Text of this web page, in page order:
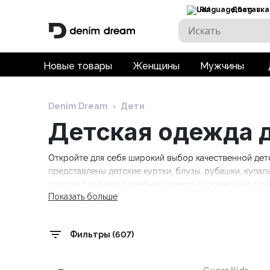
RU Доставка
Новые товары Женщины Мужчины
Denim Dream › Дети
Детская одежда
Откройте для себя широкий выбор качественной
представлены детские куртки, блузы, рубашки,
Tommy Hilfiger Kids, Trespass. Бесплатная доставка
Показать больше
Фильтры (607)